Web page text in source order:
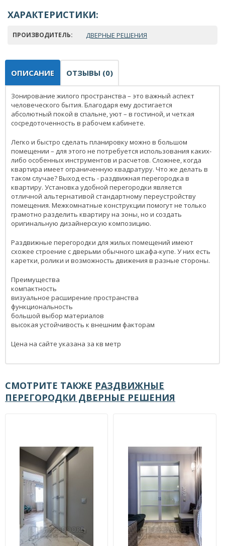
ХАРАКТЕРИСТИКИ:
ПРОИЗВОДИТЕЛЬ: ДВЕРНЫЕ РЕШЕНИЯ
ОПИСАНИЕ ОТЗЫВЫ (0)
Зонирование жилого пространства – это важный аспект
человеческого бытия. Благодаря ему достигается
абсолютный покой в спальне, уют – в гостиной, и четкая
сосредоточенность в рабочем кабинете.
Легко и быстро сделать планировку можно в большом
помещении – для этого не потребуется использования каких-
либо особенных инструментов и расчетов. Сложнее, когда
квартира имеет ограниченную квадратуру. Что же делать в
таком случае? Выход есть - раздвижная перегородка в
квартиру. Установка удобной перегородки является
отличной альтернативой стандартному переустройству
помещения. Межкомнатные конструкции помогут не только
грамотно разделить квартиру на зоны, но и создать
оригинальную дизайнерскую композицию.
Раздвижные перегородки для жилых помещений имеют
схожее строение с дверьми обычного шкафа-купе. У них есть
каретки, ролики и возможность движения в разные стороны.
Преимущества
компактность
визуальное расширение пространства
функциональность
большой выбор материалов
высокая устойчивость к внешним факторам
Цена на сайте указана за кв метр
СМОТРИТЕ ТАКЖЕ РАЗДВИЖНЫЕ
ПЕРЕГОРОДКИ ДВЕРНЫЕ РЕШЕНИЯ